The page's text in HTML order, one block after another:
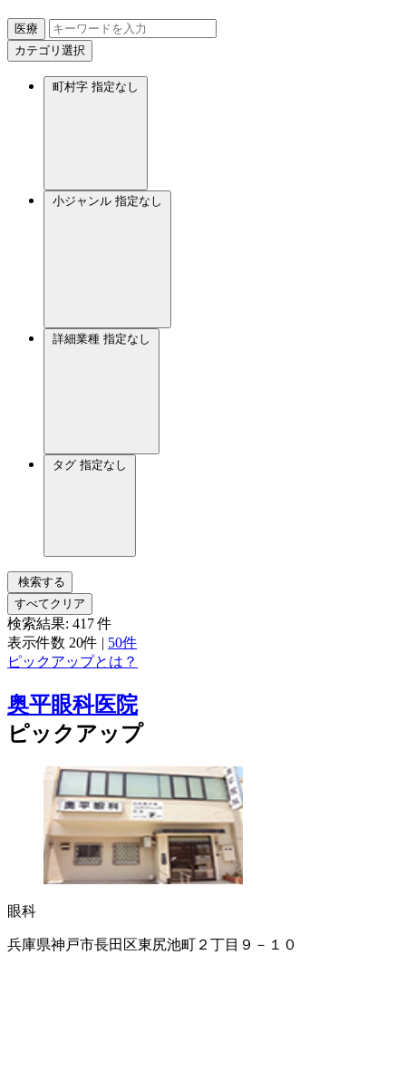
医療
カテゴリ選択
町村字 指定なし
小ジャンル 指定なし
詳細業種 指定なし
タグ 指定なし
検索する
すべてクリア
検索結果: 417 件
表示件数 20件 | 50件
ピックアップとは？
奥平眼科医院
ピックアップ
眼科
兵庫県神戸市長田区東尻池町２丁目９－１０